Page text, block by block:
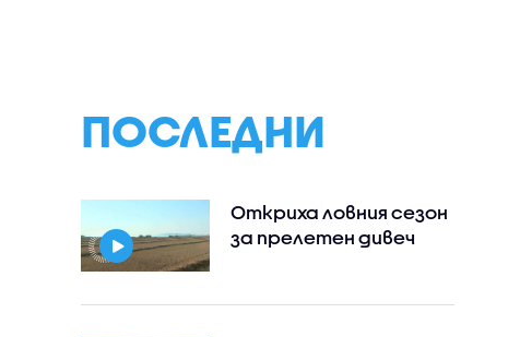
ПОСЛЕДНИ
Откриха ловния сезон
за прелетен дивеч